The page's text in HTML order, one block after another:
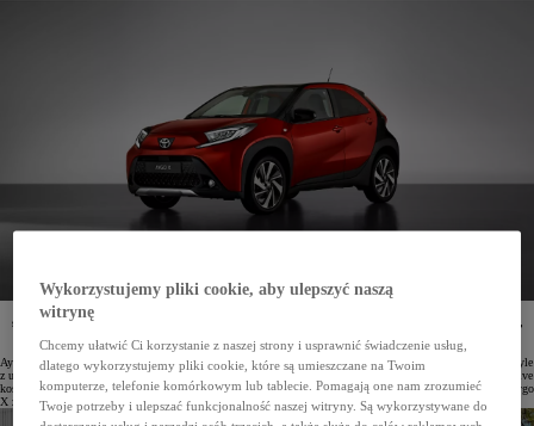
W salonach Toyoty ruszyła wyprzedaż samochodów z rocznika 2022. Rabaty na wybrane modele
sięgają nawet 8000 zł. Jeśli uwzględnimy wzrost cen nowych pojazdów, wyprzedaż Toyoty to okazja,
w 2023 roku.
Aygo X to miejski crossover, który zadebiutował w drugiej połowie 2022 roku. Wersje Active, Comfort i Style
z ubiegłego roku są teraz dostępne z rabatem 2000 zł, a odmiana Executive – 4000 zł. Najtańsze Aygo X Active
kosztuje teraz 63 900 zł, najwyższa wersja Executive jest oferowana za 76 900 zł. Porównując to z cenami Aygo
X z rocznika 2023, zobaczymy, że oferta wyprzedażowa pozwoli zaoszczędzić nawet 6000 zł.
Wykorzystujemy pliki cookie, aby ulepszyć naszą
witrynę
Chcemy ułatwić Ci korzystanie z naszej strony i usprawnić świadczenie usług,
dlatego wykorzystujemy pliki cookie, które są umieszczane na Twoim
komputerze, telefonie komórkowym lub tablecie. Pomagają one nam zrozumieć
Twoje potrzeby i ulepszać funkcjonalność naszej witryny. Są wykorzystywane do